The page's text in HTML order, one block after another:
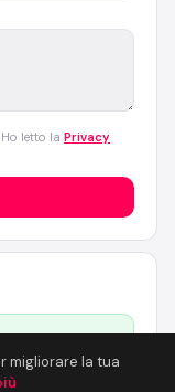
letto la Privacy
migliorare la tua